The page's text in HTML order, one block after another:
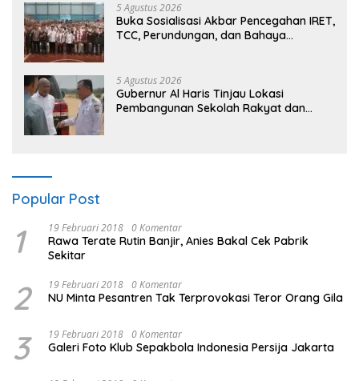
5 Agustus 2026
Buka Sosialisasi Akbar Pencegahan IRET,
TCC, Perundungan, dan Bahaya
masa depan sudah ada di tangan”
5 Agustus 2026
Gubernur Al Haris Tinjau Lokasi
Pembangunan Sekolah Rakyat dan
Popular Post
1 19 Februari 2018 0 Komentar
Rawa Terate Rutin Banjir, Anies Bakal Cek Pabrik
Sekitar
2 19 Februari 2018 0 Komentar
NU Minta Pesantren Tak Terprovokasi Teror Orang Gila
3 19 Februari 2018 0 Komentar
Galeri Foto Klub Sepakbola Indonesia Persija Jakarta